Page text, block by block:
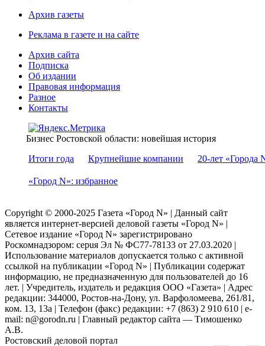
Архив газеты
Реклама в газете и на сайте
Архив сайта
Подписка
Об издании
Правовая информация
Разное
Контакты
Бизнес Ростовской области: новейшая история
Итоги года
Крупнейшие компании 20-лет «Города
«Город N»: избранное
Copyright © 2000-2025 Газета «Город N» | Данный сайт
является интернет-версией деловой газеты «Город N» |
Сетевое издание «Город N» зарегистрировано
Роскомнадзором: серuя Эл № ФС77-78133 от 27.03.2020 |
Использование материалов допускается только с активной
ссылкой на публикации «Город N» | Публикации содержат
информацию, не предназначенную для пользователей до 16
лет. | Учредитель, издатель и редакция ООО «Газета» | Адрес
редакции: 344000, Ростов-на-Дону, ул. Варфоломеева, 261/81,
ком. 13, 13а | Телефон (факс) редакции: +7 (863) 2 910 610 | e-
mail: n@gorodn.ru | Главный редактор сайта — Тимошенко
А.В.
Ростовский деловой портал